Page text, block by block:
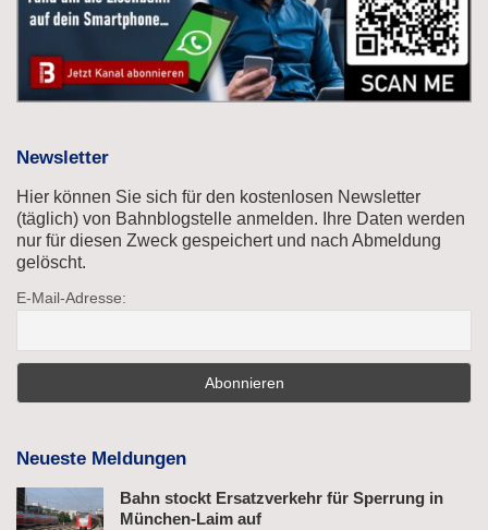
Newsletter
Hier können Sie sich für den kostenlosen Newsletter
(täglich) von Bahnblogstelle anmelden. Ihre Daten werden
nur für diesen Zweck gespeichert und nach Abmeldung
gelöscht.
E-Mail-Adresse:
Neueste Meldungen
Bahn stockt Ersatzverkehr für Sperrung in
München-Laim auf